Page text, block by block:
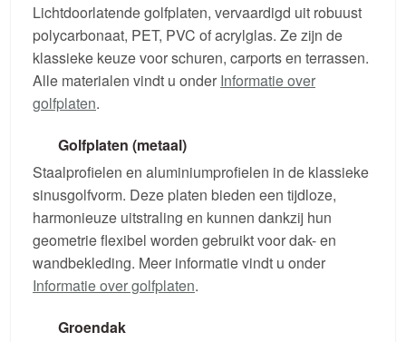
Lichtdoorlatende golfplaten, vervaardigd uit robuust
polycarbonaat, PET, PVC of acrylglas. Ze zijn de
klassieke keuze voor schuren, carports en terrassen.
Alle materialen vindt u onder Informatie over
golfplaten.
Golfplaten (metaal)
Staalprofielen en aluminiumprofielen in de klassieke
sinusgolfvorm. Deze platen bieden een tijdloze,
harmonieuze uitstraling en kunnen dankzij hun
geometrie flexibel worden gebruikt voor dak- en
wandbekleding. Meer informatie vindt u onder
Informatie over golfplaten.
Groendak